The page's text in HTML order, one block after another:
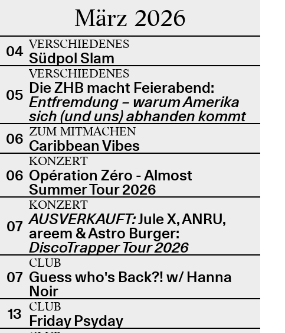
März 2026
04 VERSCHIEDENES
Südpol Slam
05
VERSCHIEDENES
Die ZHB macht Feierabend:
Entfremdung – warum Amerika
sich (und uns) abhanden kommt
06 ZUM MITMACHEN
Caribbean Vibes
06
KONZERT
Opération Zéro - Almost
Summer Tour 2026
07
KONZERT
AUSVERKAUFT:Jule X, ANRU,
areem & Astro Burger:
DiscoTrapper Tour 2026
07
CLUB
Guess who's Back?! w/ Hanna
Noir
13 CLUB
Friday Psyday